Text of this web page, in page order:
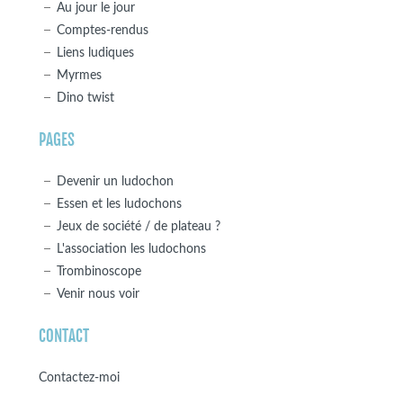
Au jour le jour
Comptes-rendus
Liens ludiques
Myrmes
Dino twist
PAGES
Devenir un ludochon
Essen et les ludochons
Jeux de société / de plateau ?
L'association les ludochons
Trombinoscope
Venir nous voir
CONTACT
Contactez-moi